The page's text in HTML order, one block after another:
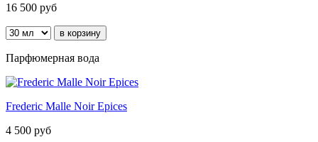
16 500 руб
Парфюмерная вода
Frederic Malle Noir Epices
4 500 руб